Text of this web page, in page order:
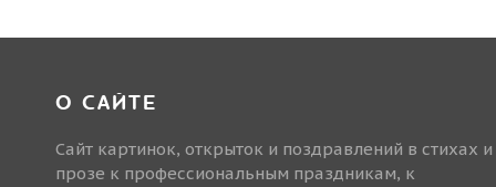
О САЙТЕ
Сайт картинок, открыток и поздравлений в стихах и
прозе к профессиональным праздникам, к